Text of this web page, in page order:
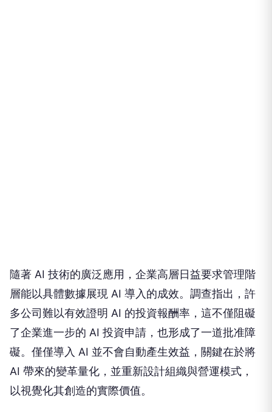
隨著 AI 技術的廣泛應用，企業高層日益要求管理階
層能以具體數據展現 AI 導入的成效。調查指出，許
多公司難以有效證明 AI 的投資報酬率，這不僅阻礙
了企業進一步的 AI 投資申請，也形成了一道批准障
礙。僅僅導入 AI 並不會自動產生效益，關鍵在於將
AI 帶來的變革量化，並重新設計組織與營運模式，
以視覺化其創造的實際價值。